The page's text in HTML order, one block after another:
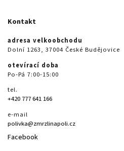
Kontakt
adresa velkoobchodu
Dolní 1263, 37004 České Budějovice
otevírací doba
Po-Pá 7:00-15:00
tel.
+420 777 641 166
e-mail
polivka@zmrzlinapoli.cz
Facebook